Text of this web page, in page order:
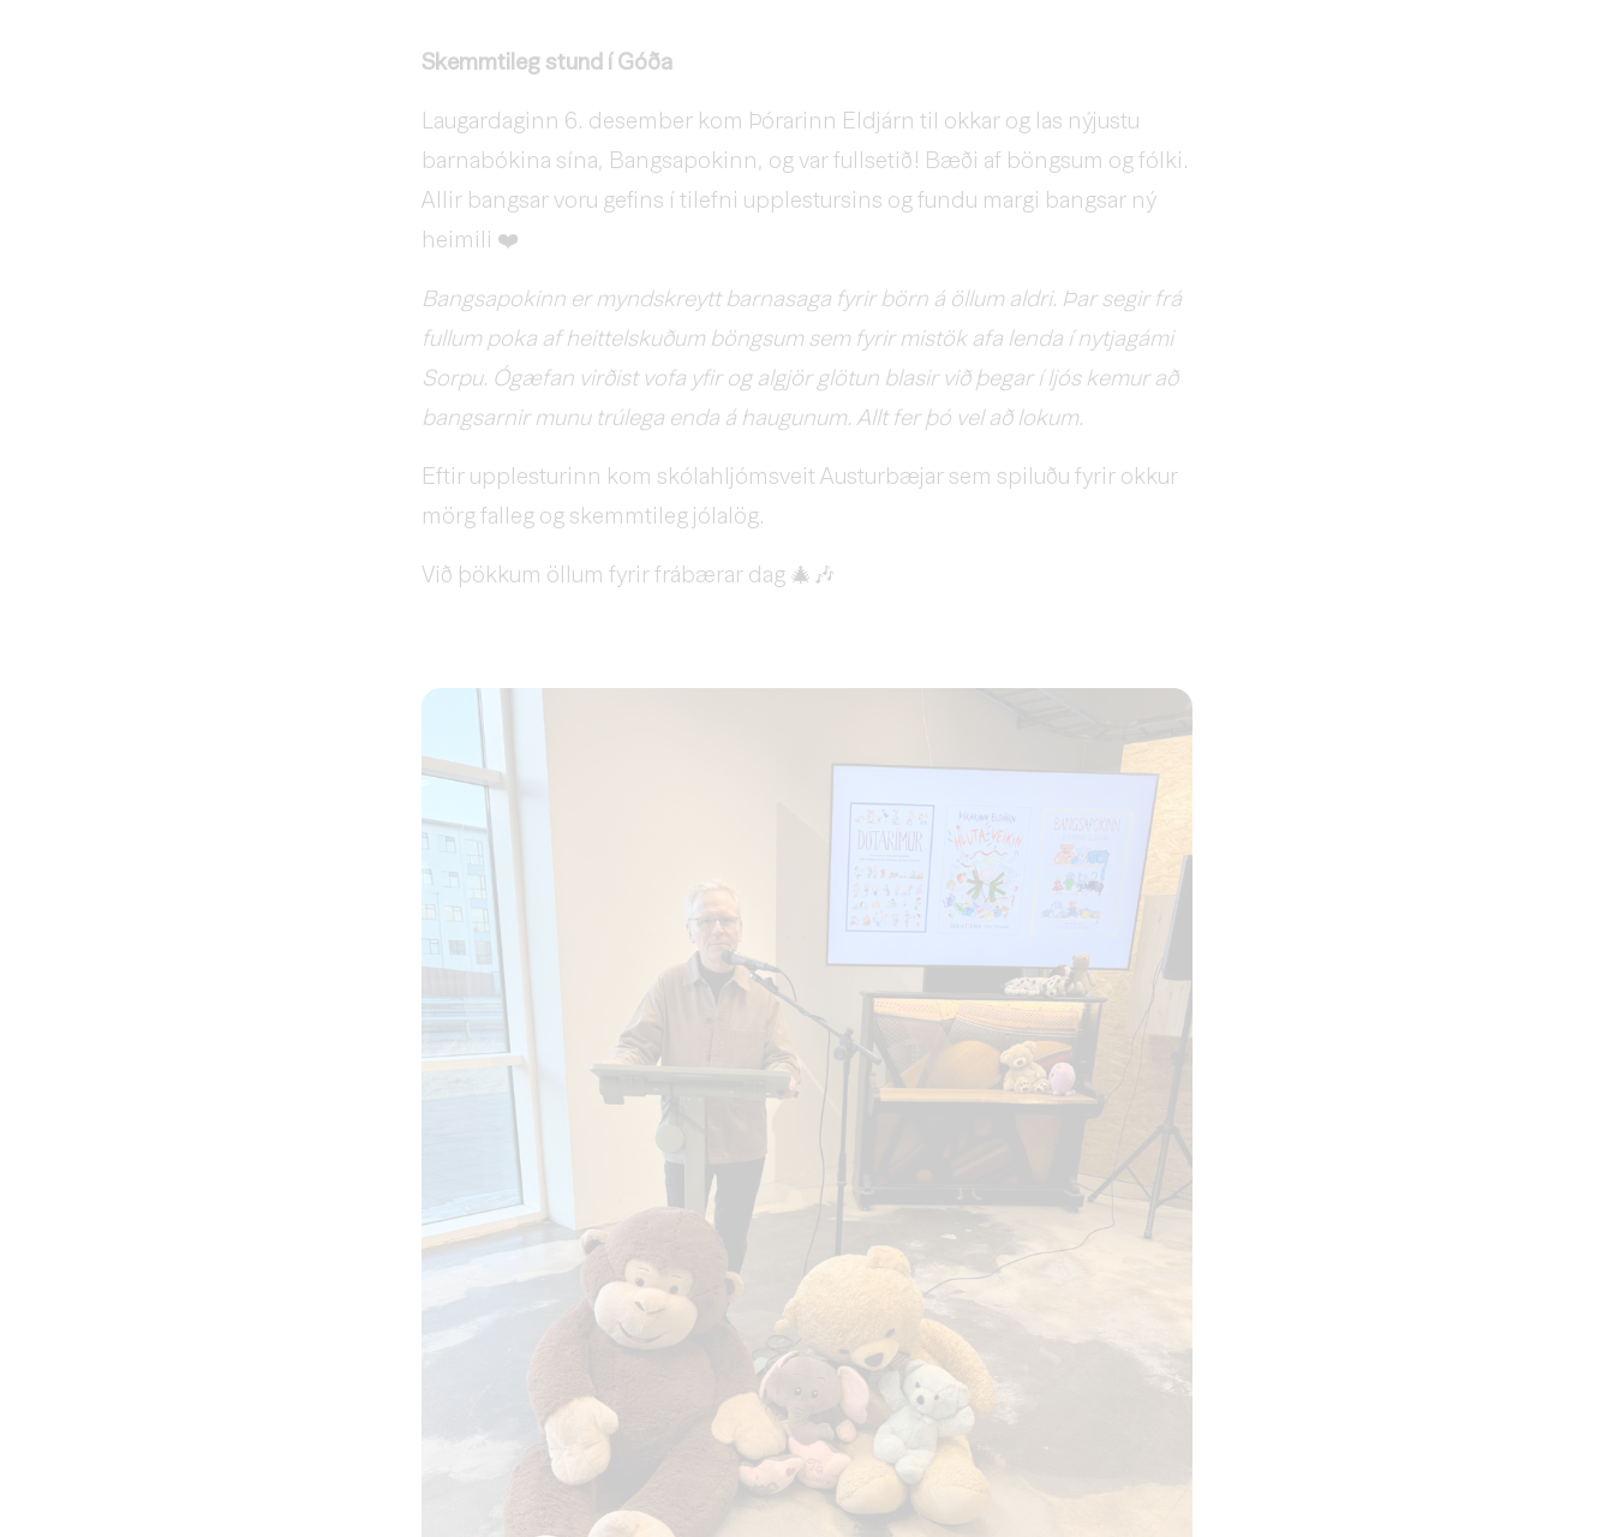
Skemmtileg stund í Góða
Laugardaginn 6. desember kom Þórarinn Eldjárn til okkar og las nýjustu
barnabókina sína, Bangsapokinn, og var fullsetið! Bæði af böngsum og fólki.
Allir bangsar voru gefins í tilefni upplestursins og fundu margi bangsar ný
heimili ❤️
Bangsapokinn er myndskreytt barnasaga fyrir börn á öllum aldri. Þar segir frá
fullum poka af heittelskuðum böngsum sem fyrir mistök afa lenda í nytjagámi
Sorpu. Ógæfan virðist vofa yfir og algjör glötun blasir við þegar í ljós kemur að
bangsarnir munu trúlega enda á haugunum. Allt fer þó vel að lokum.
Eftir upplesturinn kom skólahljómsveit Austurbæjar sem spiluðu fyrir okkur
mörg falleg og skemmtileg jólalög.
Við þökkum öllum fyrir frábærar dag 🎄🎶